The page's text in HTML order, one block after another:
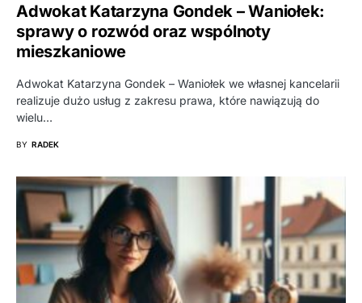
Adwokat Katarzyna Gondek – Waniołek:
sprawy o rozwód oraz wspólnoty
mieszkaniowe
Adwokat Katarzyna Gondek – Waniołek we własnej kancelarii
realizuje dużo usług z zakresu prawa, które nawiązują do
wielu…
BY RADEK